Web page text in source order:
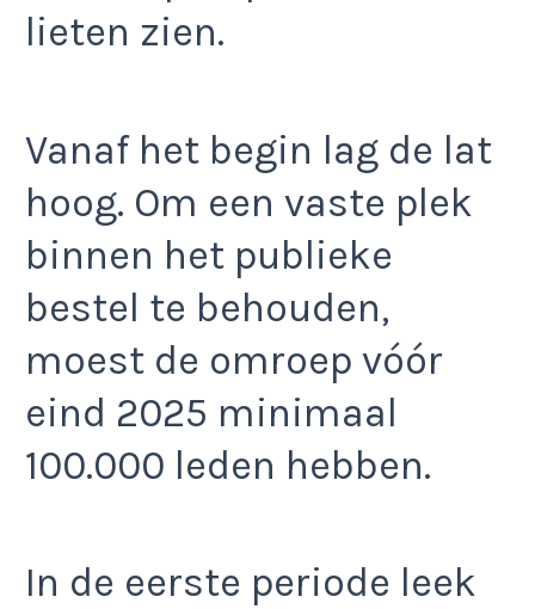
lieten zien.
Vanaf het begin lag de lat
hoog. Om een vaste plek
binnen het publieke
bestel te behouden,
moest de omroep vóór
eind 2025 minimaal
100.000 leden hebben.
In de eerste periode leek